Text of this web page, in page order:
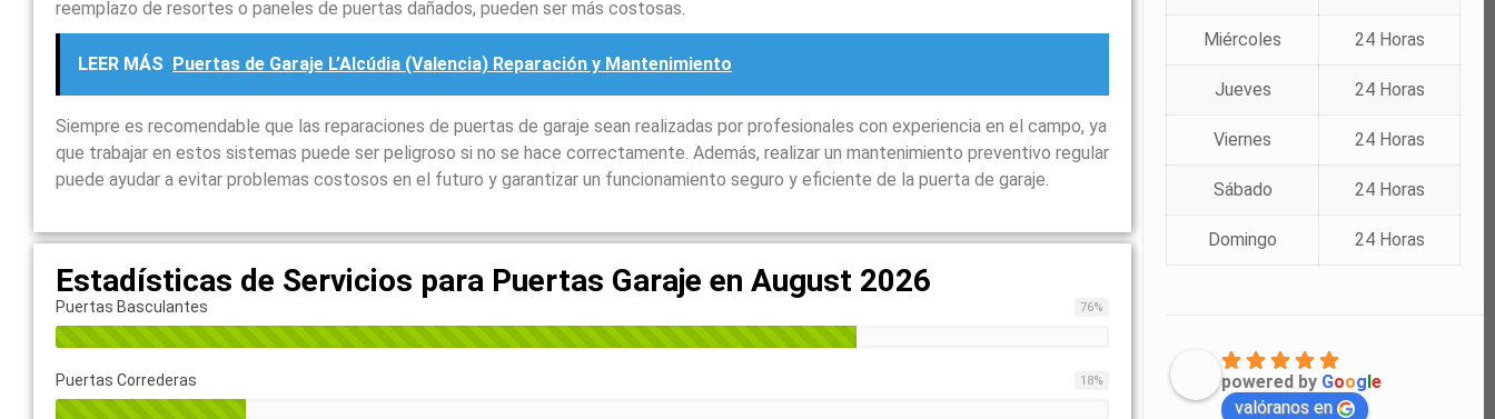
reemplazo de resortes o paneles de puertas dañados, pueden ser más costosas.
LEER MÁS Puertas de Garaje L’Alcúdia (Valencia) Reparación y Mantenimiento
Siempre es recomendable que las reparaciones de puertas de garaje sean realizadas por profesionales con experiencia en el campo, ya
que trabajar en estos sistemas puede ser peligroso si no se hace correctamente. Además, realizar un mantenimiento preventivo regular
puede ayudar a evitar problemas costosos en el futuro y garantizar un funcionamiento seguro y eficiente de la puerta de garaje.
Estadísticas de Servicios para Puertas Garaje en August 2026
Puertas Basculantes 76%
Puertas Correderas 18%
Miércoles 24 Horas
Jueves 24 Horas
Viernes 24 Horas
Sábado 24 Horas
Domingo 24 Horas
powered by Google
valóranos en